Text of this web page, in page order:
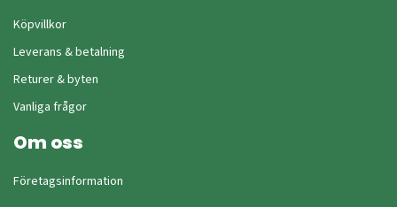
Köpvillkor
Leverans & betalning
Returer & byten
Vanliga frågor
Om oss
Företagsinformation